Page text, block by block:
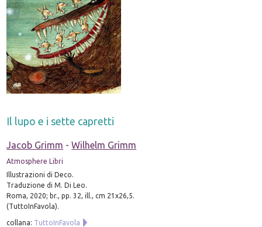
Il lupo e i sette capretti
Jacob Grimm -Wilhelm Grimm
Atmosphere Libri
Illustrazioni di Deco.
Traduzione di M. Di Leo.
Roma, 2020; br., pp. 32, ill., cm 21x26,5.
(TuttoInFavola).
collana: TuttoInFavola